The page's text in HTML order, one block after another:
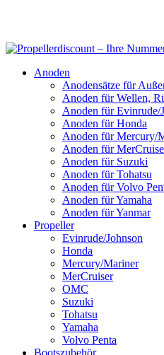
Anoden
Anodensätze für
Anoden für Wellen,
Anoden für Evinrude/
Anoden für Honda
Anoden für Mercury/
Anoden für
Anoden für Suzuki
Anoden für Tohatsu
Anoden für Volvo
Anoden für Yamaha
Anoden für Yanmar
Propeller
Evinrude/Johnson
Honda
Mercury/Mariner
MerCruiser
OMC
Suzuki
Tohatsu
Yamaha
Volvo Penta